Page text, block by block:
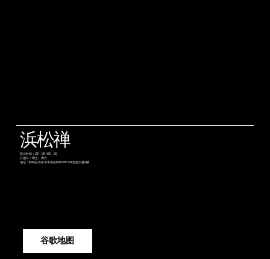
谷歌地图
浜松禅
营业时间：23：00~05：00
开放日：周五、周六
地址：静冈县滨松市中央区田町315-34 笠屋大厦4楼